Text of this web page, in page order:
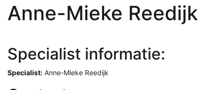
Anne-Mieke Reedijk
Specialist informatie:
Specialist: Anne-Mieke Reedijk